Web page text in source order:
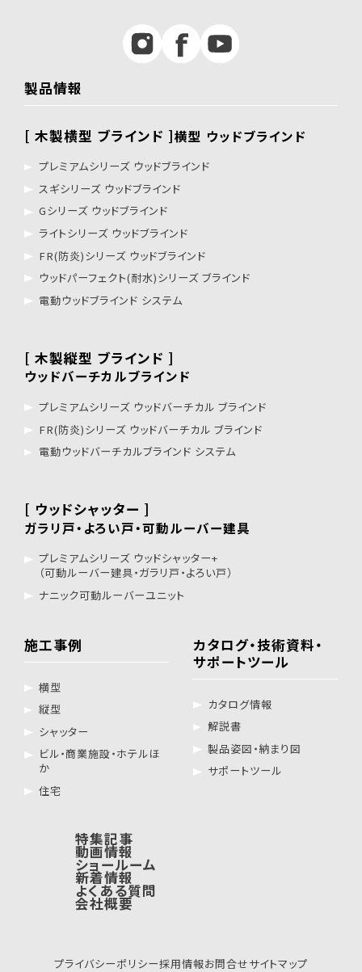
製品情報
[ 木製横型 ブラインド ]横型 ウッドブラインド
プレミアムシリーズ ウッドブラインド
スギシリーズ ウッドブラインド
Gシリーズ ウッドブラインド
ライトシリーズ ウッドブラインド
FR(防炎)シリーズ ウッドブラインド
ウッドパーフェクト(耐水)シリーズ ブラインド
電動ウッドブラインド システム
[ 木製縦型 ブラインド ]
ウッドバーチカルブラインド
プレミアムシリーズ ウッドバーチカル ブラインド
FR(防炎)シリーズ ウッドバーチカル ブラインド
電動ウッドバーチカルブラインド システム
[ ウッドシャッター ]
ガラリ戸・よろい戸・可動ルーバー建具
プレミアムシリーズ ウッドシャッター+
（可動ルーバー建具・ガラリ戸・よろい戸）
ナニック可動ルーバーユニット
施工事例
横型
縦型
シャッター
ビル・商業施設・ホテルほ
か
住宅
カタログ・技術資料・
サポートツール
カタログ情報
解説書
製品姿図・納まり図
サポートツール
特集記事
動画情報
ショールーム
新着情報
よくある質問
会社概要
プライバシーポリシー採用情報お問合せサイトマップ